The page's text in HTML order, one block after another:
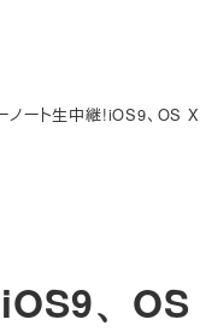
ノート生中継!iOS9、
、